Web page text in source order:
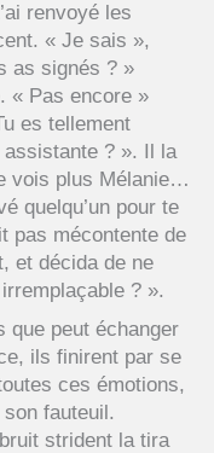
renvoyé les
« Je sais »,
as signés ? »
« Pas encore »
es tellement
? ». Il la
vois plus Mélanie…
quelqu’un pour te
pas mécontente de
et décida de ne
? ».
que peut échanger
ils finirent par se
ces émotions,
fauteuil.
strident la tira